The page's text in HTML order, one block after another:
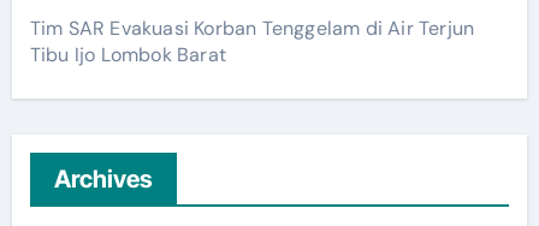
Tim SAR Evakuasi Korban Tenggelam di Air Terjun
Tibu Ijo Lombok Barat
Archives